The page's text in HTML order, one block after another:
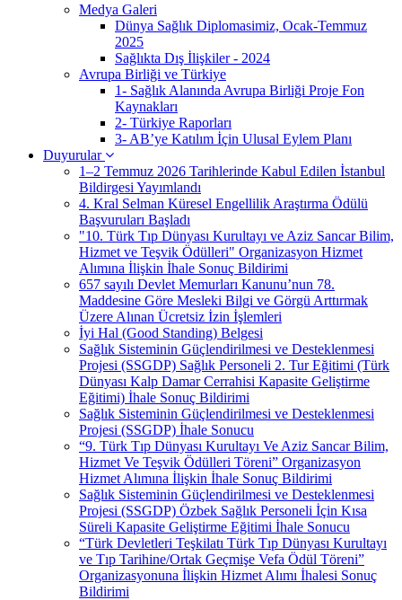
Medya Galeri
Dünya Sağlık Diplomasimiz, Ocak-Temmuz
2025
Sağlıkta Dış İlişkiler - 2024
Avrupa Birliği ve Türkiye
1- Sağlık Alanında Avrupa Birliği Proje Fon
Kaynakları
2- Türkiye Raporları
3- AB’ye Katılım İçin Ulusal Eylem Planı
Duyurular
1–2 Temmuz 2026 Tarihlerinde Kabul Edilen İstanbul
Bildirgesi Yayımlandı
4. Kral Selman Küresel Engellilik Araştırma Ödülü
Başvuruları Başladı
"10. Türk Tıp Dünyası Kurultayı ve Aziz Sancar Bilim,
Hizmet ve Teşvik Ödülleri" Organizasyon Hizmet
Alımına İlişkin İhale Sonuç Bildirimi
657 sayılı Devlet Memurları Kanunu’nun 78.
Maddesine Göre Mesleki Bilgi ve Görgü Arttırmak
Üzere Alınan Ücretsiz İzin İşlemleri
İyi Hal (Good Standing) Belgesi
Sağlık Sisteminin Güçlendirilmesi ve Desteklenmesi
Projesi (SSGDP) Sağlık Personeli 2. Tur Eğitimi (Türk
Dünyası Kalp Damar Cerrahisi Kapasite Geliştirme
Eğitimi) İhale Sonuç Bildirimi
Sağlık Sisteminin Güçlendirilmesi ve Desteklenmesi
Projesi (SSGDP) İhale Sonucu
“9. Türk Tıp Dünyası Kurultayı Ve Aziz Sancar Bilim,
Hizmet Ve Teşvik Ödülleri Töreni” Organizasyon
Hizmet Alımına İlişkin İhale Sonuç Bildirimi
Sağlık Sisteminin Güçlendirilmesi ve Desteklenmesi
Projesi (SSGDP) Özbek Sağlık Personeli İçin Kısa
Süreli Kapasite Geliştirme Eğitimi İhale Sonucu
“Türk Devletleri Teşkilatı Türk Tıp Dünyası Kurultayı
ve Tıp Tarihine/Ortak Geçmişe Vefa Ödül Töreni”
Organizasyonuna İlişkin Hizmet Alımı İhalesi Sonuç
Bildirimi